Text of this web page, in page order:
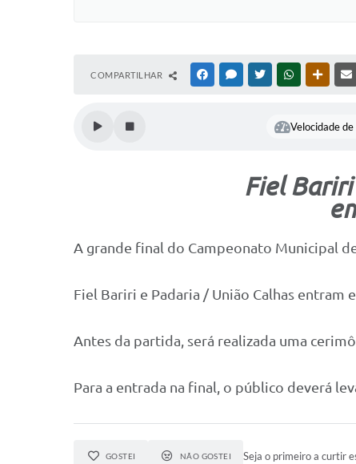
COMPARTILHAR FACEBOOKMESSENGER
TWITTERWHATSAPP
Velocidade
Fiel
A grande final do Campeonato Municipal
Fiel Bariri e Padaria / União Calhas
Antes da partida, será realizada uma
Para a entrada na final, o público deverá
GOSTEI NÃO GOSTEI Seja o primeiro a curtir